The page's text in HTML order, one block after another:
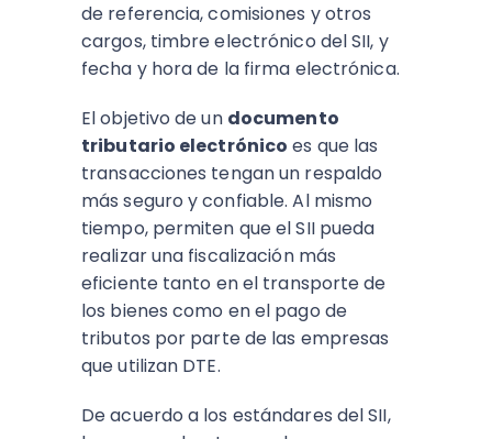
de referencia, comisiones y otros
cargos, timbre electrónico del SII, y
fecha y hora de la firma electrónica.
El objetivo de un documento
tributario electrónico es que las
transacciones tengan un respaldo
más seguro y confiable. Al mismo
tiempo, permiten que el SII pueda
realizar una fiscalización más
eficiente tanto en el transporte de
los bienes como en el pago de
tributos por parte de las empresas
que utilizan DTE.
De acuerdo a los estándares del SII,